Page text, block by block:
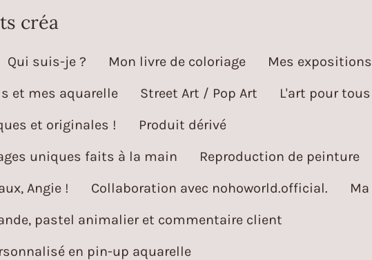
créa
Qui suis-je ? Mon livre de coloriage
Mes expositions
et mes aquarelle
Street Art / Pop Art
L'art pour tous
et originales !
Produit dérivé
uniques faits à la main
Reproduction de peinture
Angie !
Collaboration avec nohoworld.official.
pastel animalier et commentaire client
en pin-up aquarelle